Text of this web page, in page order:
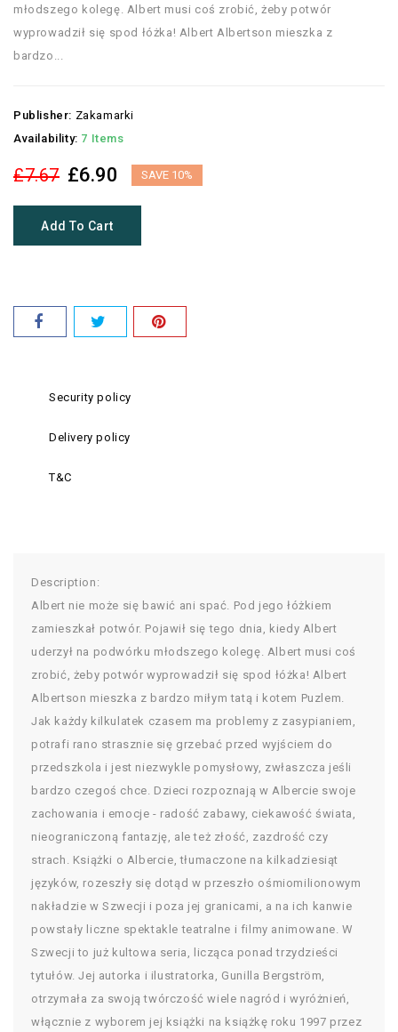
młodszego kolegę. Albert musi coś zrobić, żeby potwór
wyprowadził się spod łóżka! Albert Albertson mieszka z
bardzo...
Publisher: Zakamarki
Availability: 7 Items
£7.67 £6.90 SAVE 10%
Add To Cart
Security policy
Delivery policy
T&C
Description:
Albert nie może się bawić ani spać. Pod jego łóżkiem
zamieszkał potwór. Pojawił się tego dnia, kiedy Albert
uderzył na podwórku młodszego kolegę. Albert musi coś
zrobić, żeby potwór wyprowadził się spod łóżka! Albert
Albertson mieszka z bardzo miłym tatą i kotem Puzlem.
Jak każdy kilkulatek czasem ma problemy z zasypianiem,
potrafi rano strasznie się grzebać przed wyjściem do
przedszkola i jest niezwykle pomysłowy, zwłaszcza jeśli
bardzo czegoś chce. Dzieci rozpoznają w Albercie swoje
zachowania i emocje - radość zabawy, ciekawość świata,
nieograniczoną fantazję, ale też złość, zazdrość czy
strach. Książki o Albercie, tłumaczone na kilkadziesiąt
języków, rozeszły się dotąd w przeszło ośmiomilionowym
nakładzie w Szwecji i poza jej granicami, a na ich kanwie
powstały liczne spektakle teatralne i filmy animowane. W
Szwecji to już kultowa seria, licząca ponad trzydzieści
tytułów. Jej autorka i ilustratorka, Gunilla Bergström,
otrzymała za swoją twórczość wiele nagród i wyróżnień,
włącznie z wyborem jej książki na książkę roku 1997 przez